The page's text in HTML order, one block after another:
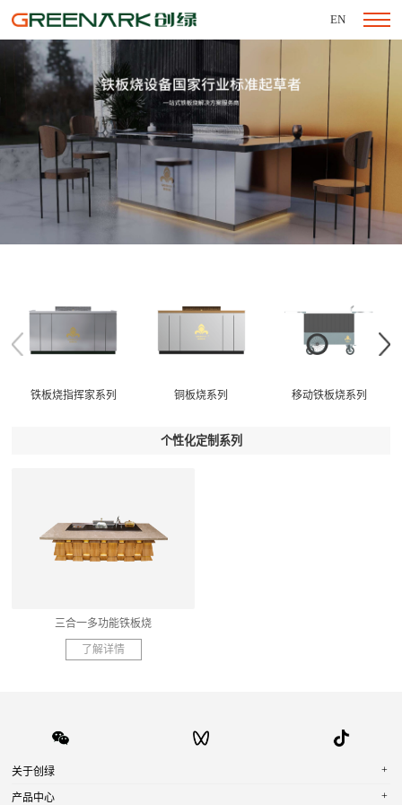
EN
铁板烧指挥家系列 铜板烧系列 移动铁板烧系列
个性化定制系列
三合一多功能铁板烧
了解详情
关于创绿 +
产品中心 +